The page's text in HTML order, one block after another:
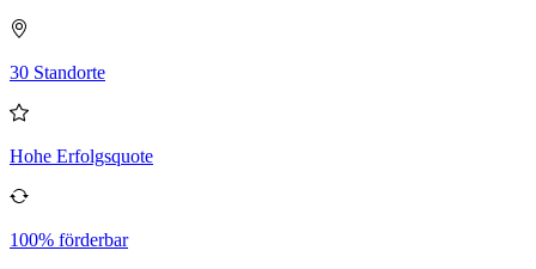
30 Standorte
Hohe Erfolgsquote
100% förderbar